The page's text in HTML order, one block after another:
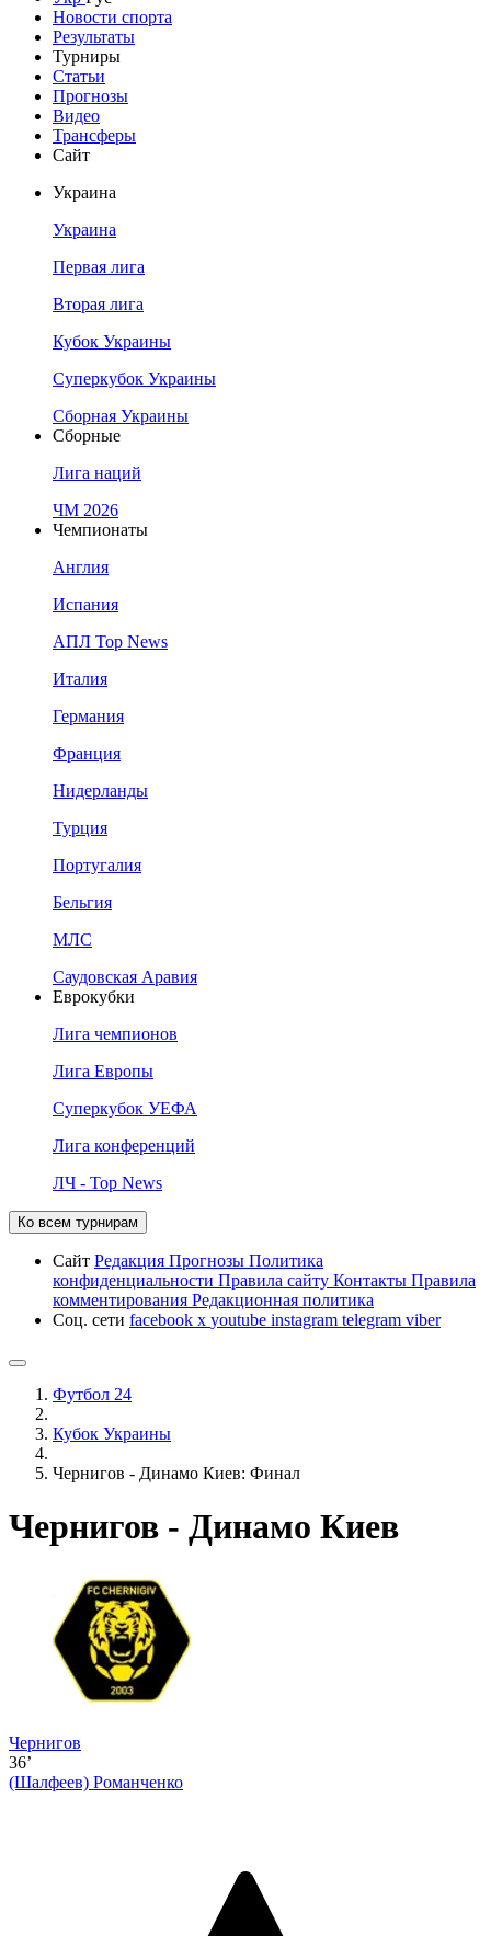
Новости спорта
Результаты
Турниры
Статьи
Прогнозы
Видео
Трансферы
Сайт
Украина
Украина
Первая лига
Вторая лига
Кубок Украины
Суперкубок Украины
Сборная Украины
Сборные
Лига наций
ЧМ 2026
Чемпионаты
Англия
Испания
АПЛ Top News
Италия
Германия
Франция
Нидерланды
Турция
Португалия
Бельгия
МЛС
Саудовская Аравия
Еврокубки
Лига чемпионов
Лига Европы
Суперкубок УЕФА
Лига конференций
ЛЧ - Top News
Ко всем турнирам
Сайт Редакция Прогнозы Политика
конфиденциальности Правила сайту Контакты Правила
комментирования Редакционная политика
Соц. сети facebook x youtube instagram telegram viber
Футбол 24
Кубок Украины
Чернигов - Динамо Киев: Финал
Чернигов - Динамо Киев
Чернигов
36’
(Шалфеев) Романченко